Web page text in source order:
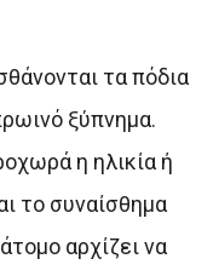
τα πόδια
ξύπνημα.
η ηλικία ή
το συναίσθημα
αρχίζει να